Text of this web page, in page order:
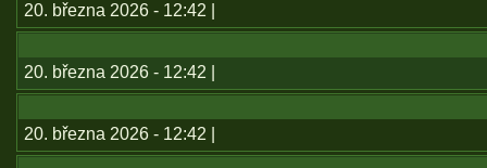
20. března 2026 - 12:42 |
20. března 2026 - 12:42 |
20. března 2026 - 12:42 |